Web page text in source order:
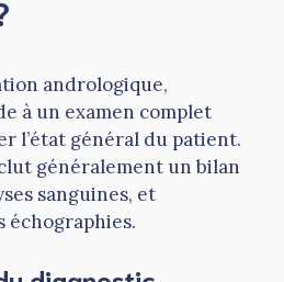
andrologique,
à un examen complet
l’état général du patient.
généralement un bilan
sanguines, et
échographies.